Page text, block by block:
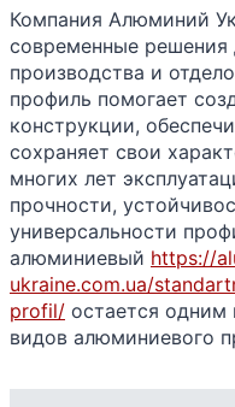
Компания Алюминий
современные решения
производства и
профиль помогает
конструкции,
сохраняет свои
многих лет
прочности,
универсальности
алюминиевый https://
ukraine.com.ua/
profil/ остается одним
видов алюминиевого